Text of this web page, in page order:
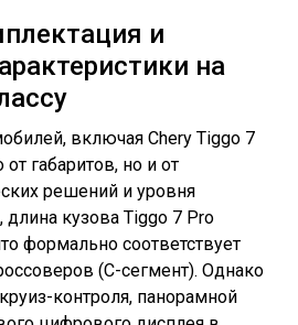
и
на
включая Chery Tiggo 7
габаритов, но и от
решений и уровня
кузова Tiggo 7 Pro
формально соответствует
(C-сегмент). Однако
контроля, панорамной